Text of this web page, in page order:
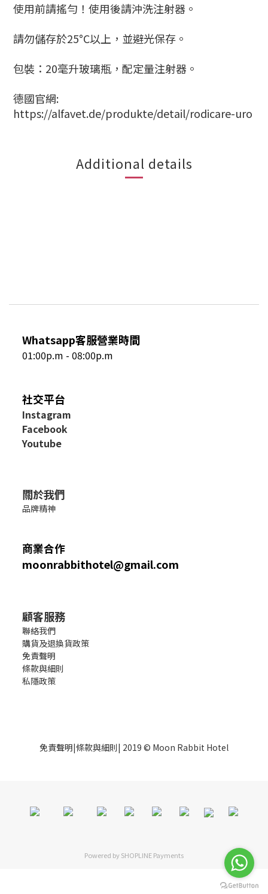
使用前請搖勻！使用後請沖洗注射器。
請勿儲存於25°C以上，並避光保存。
包裝：20毫升玻璃瓶，配定量注射器。
德國官網:
https://alfavet.de/produkte/detail/rodicare-uro
Additional details
Whatsapp客服營業時間
01:00p.m - 08:00p.m
社交平台
Instagram
Facebook
Youtube
關於我們
品牌精神
商業合作
moonrabbithotel@gmail.com
顧客服務
聯絡我們
購貨及退換貨政策
免責聲明
條款與細則
私隱政策
免責聲明|條款與細則| 2019 © Moon Rabbit Hotel
Powered bySHOPLINE Payments